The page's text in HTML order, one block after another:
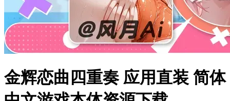
金辉恋曲四重奏 应用直装 简体